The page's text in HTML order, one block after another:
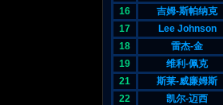
16
吉姆-斯帕纳克
17
Lee Johnson
18
雷杰-金
19
维利-佩克
21
斯莱-威廉姆斯
22
凯尔-迈西